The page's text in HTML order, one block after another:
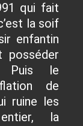
qui fait
la soif
enfantin
posséder
Puis le
de
ruine les
la